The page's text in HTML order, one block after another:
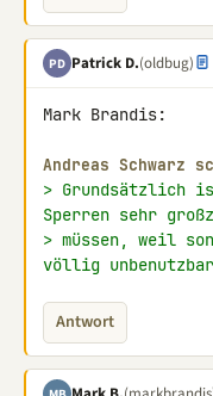
PD Patrick D.(oldbug)
Mark Brandis:
Andreas Schwarz
> Grundsätzlich
Sperren sehr
> müssen, weil
völlig
Antwort